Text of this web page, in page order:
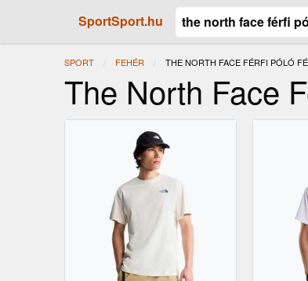
SportSport.hu
SPORT FEHÉR JELENLEGI:
THE NORTH FACE FÉRFI PÓLÓ
The North Face